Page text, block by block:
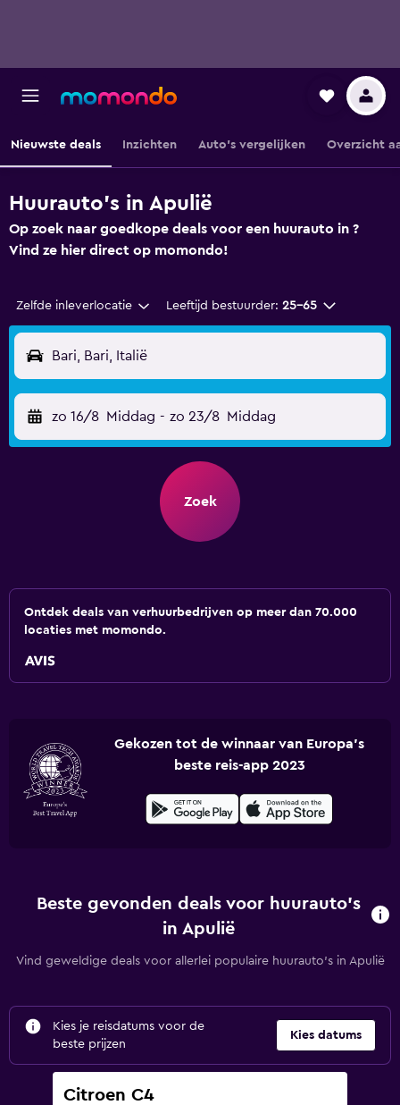
Nieuwste deals Inzichten Auto's vergelijken Overzicht
Huurauto's in Apulië
Op zoek naar goedkope deals voor een huurauto in ?
Vind ze hier direct op momondo!
Zelfde inleverlocatie Leeftijd bestuurder: 25-65
Bari, Bari, Italië
zo 16/8 Middag - zo 23/8 Middag
Zoek
Ontdek deals van verhuurbedrijven op meer dan 70.000
locaties met momondo.
Gekozen tot de winnaar van Europa's
beste reis-app 2023
Beste gevonden deals voor huurauto's
in Apulië
Vind geweldige deals voor allerlei populaire huurauto's in Apulië
Kies je reisdatums voor de
beste prijzen
Kies datums
Citroen C4